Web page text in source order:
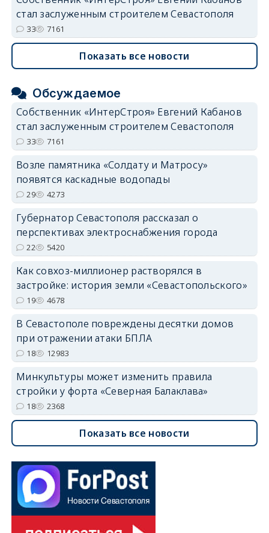
стал заслуженным строителем Севастополя
33 7161
Показать все новости
Обсуждаемое
Собственник «ИнтерСтроя» Евгений Кабанов
стал заслуженным строителем Севастополя
33 7161
Возле памятника «Солдату и Матросу»
появятся каскадные водопады
29 4273
Губернатор Севастополя рассказал о
перспективах электроснабжения города
22 5420
Как совхоз-миллионер растворялся в
застройке: история земли «Севастопольского»
19 4678
В Севастополе повреждены десятки домов
при отражении атаки БПЛА
18 12983
Минкультуры может изменить правила
стройки у форта «Северная Балаклава»
18 2368
Показать все новости